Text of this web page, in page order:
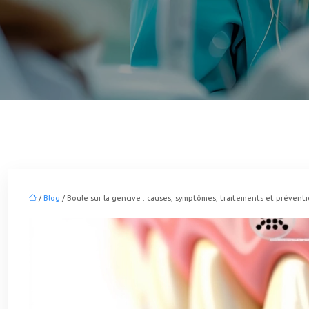
/Blog / Boule sur la gencive : causes, symptômes, traitements et